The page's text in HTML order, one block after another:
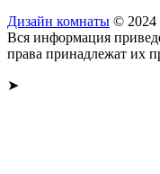
Дизайн комнаты © 2024
Вся информация
права принадлежат их
➤